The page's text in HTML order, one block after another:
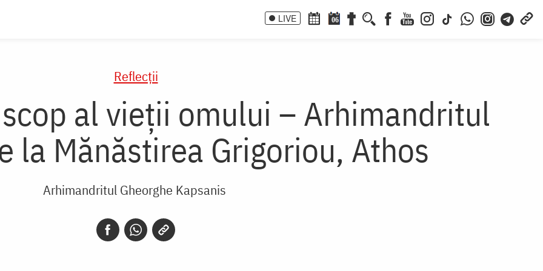
LIVE 06
Reflecții
al vieții omului – Arhimandritul
la Mănăstirea Grigoriou, Athos
Arhimandritul Gheorghe Kapsanis